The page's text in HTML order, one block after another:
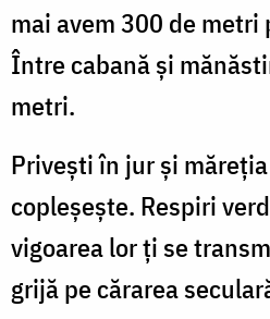
mai avem 300 de metri
Între cabană și
metri.
Privești în jur și
copleșește. Respiri
vigoarea lor ți se
grijă pe cărarea